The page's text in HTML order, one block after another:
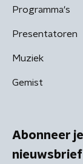
Programma's
Presentatoren
Muziek
Gemist
Abonneer
nieuwsbrief